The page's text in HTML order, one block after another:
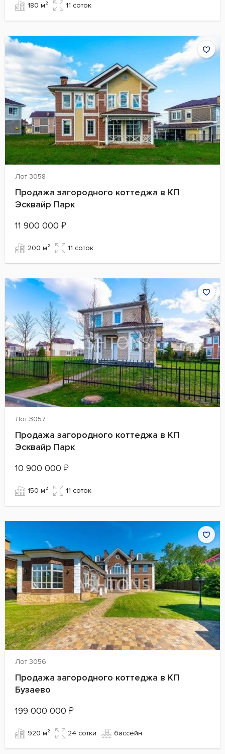
180 м² 11 cоток
Лот 3058
Продажа загородного коттеджа в КП
Эсквайр Парк
11 900 000 ₽
200 м² 11 cоток
Лот 3057
Продажа загородного коттеджа в КП
Эсквайр Парк
10 900 000 ₽
150 м² 11 cоток
Лот 3056
Продажа загородного коттеджа в КП
Бузаево
199 000 000 ₽
920 м² 24 сотки бассейн